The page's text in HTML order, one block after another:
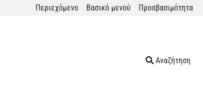
Περιεχόμενο Βασικό μενού Προσβασιμότητα
Αναζήτηση